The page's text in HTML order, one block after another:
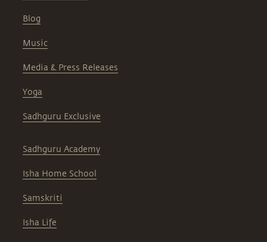
Blog
Music
Media & Press Releases
Yoga
Sadhguru Exclusive
Sadhguru Academy
Isha Home School
Samskriti
Isha Life